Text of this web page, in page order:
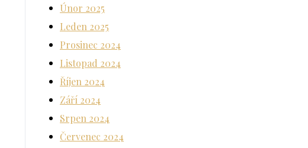
Únor 2025
Leden 2025
Prosinec 2024
Listopad 2024
Říjen 2024
Září 2024
Srpen 2024
Červenec 2024